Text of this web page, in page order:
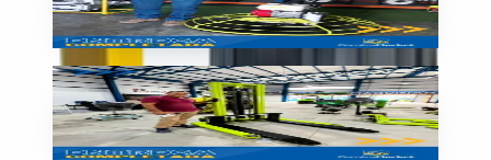
🇳🇮 Nicaragua
Entrega
Montacargas listo para trabajar
🇳🇮 Nicaragua